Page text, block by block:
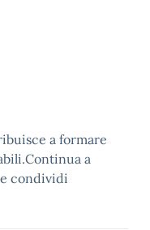
a formare
a
condividi